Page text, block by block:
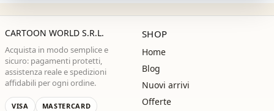
CARTOON WORLD S.R.L.
Acquista in modo semplice e
sicuro: pagamenti protetti,
assistenza reale e spedizioni
affidabili per ogni ordine.
VISA
MASTERCARD
SHOP
Home
Blog
Nuovi arrivi
Offerte